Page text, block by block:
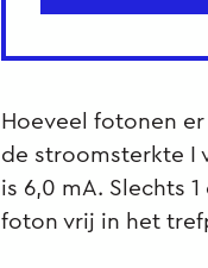
Hoeveel fotonen
de stroomsterkte I
is 6,0 mA. Slechts
foton vrij in het